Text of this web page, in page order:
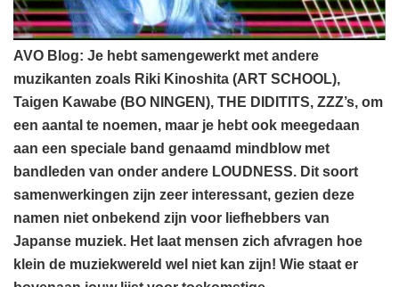
AVO Blog: Je hebt samengewerkt met andere
muzikanten zoals Riki Kinoshita (ART SCHOOL),
Taigen Kawabe (BO NINGEN), THE DIDITITS, ZZZ’s, om
een aantal te noemen, maar je hebt ook meegedaan
aan een speciale band genaamd mindblow met
bandleden van onder andere LOUDNESS. Dit soort
samenwerkingen zijn zeer interessant, gezien deze
namen niet onbekend zijn voor liefhebbers van
Japanse muziek. Het laat mensen zich afvragen hoe
klein de muziekwereld wel niet kan zijn! Wie staat er